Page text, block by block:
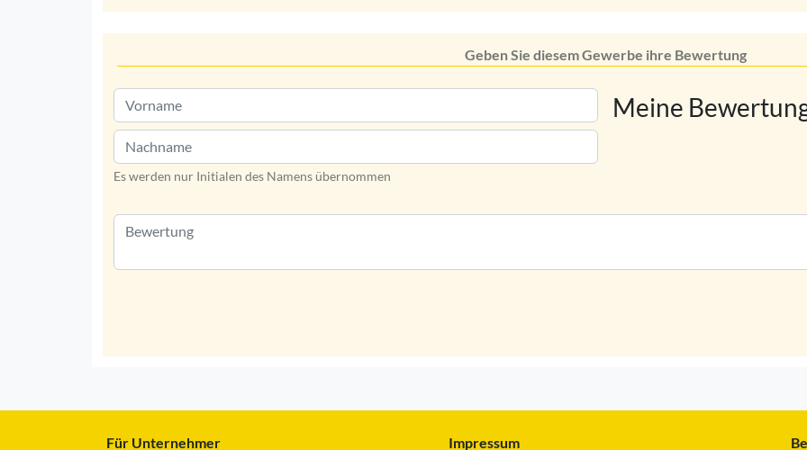
Geben Sie diesem Gewerbe ihre Bewertung
Es werden nur Initialen des Namens übernommen
Meine
Für Unternehmer Impressum